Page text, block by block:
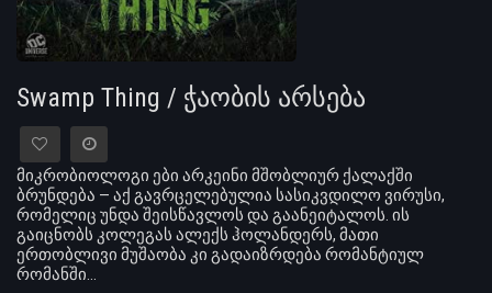
Swamp Thing / ჭაობის არსება
მიკრობიოლოგი ები არკეინი მშობლიურ ქალაქში
ბრუნდება — აქ გავრცელებულია სასიკვდილო ვირუსი,
რომელიც უნდა შეისწავლოს და გაანეიტალოს. ის
გაიცნობს კოლეგას ალექს ჰოლანდერს, მათი
ერთობლივი მუშაობა კი გადაიზრდება რომანტიულ
რომანში...